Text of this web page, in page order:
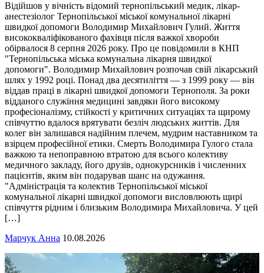
Відійшов у вічність відомий тернопільський медик, лікар-
анестезіолог Тернопільської міської комунальної лікарні
швидкої допомоги Володимир Михайлович Гулий. Життя
висококваліфікованого фахівця після важкої хвороби
обірвалося 8 серпня 2026 року. Про це повідомили в КНП
"Тернопільська міська комунальна лікарня швидкої
допомоги". Володимир Михайлович розпочав свій лікарський
шлях у 1992 році. Понад два десятиліття — з 1999 року — він
віддав праці в лікарні швидкої допомоги Тернополя. За роки
відданого служіння медицині завдяки його високому
професіоналізму, стійкості у критичних ситуаціях та щирому
співчуттю вдалося врятувати безліч людських життів. Для
колег він залишався надійним плечем, мудрим наставником та
взірцем професійної етики. Смерть Володимира Гулого стала
важкою та непоправною втратою для всього колективу
медичного закладу, його друзів, однокурсників і численних
пацієнтів, яким він подарував шанс на одужання.
"Адміністрація та колектив Тернопільської міської
комунальної лікарні швидкої допомоги висловлюють щирі
співчуття рідним і близьким Володимира Михайловича. У цей
[…]
Марчук Анна 10.08.2026